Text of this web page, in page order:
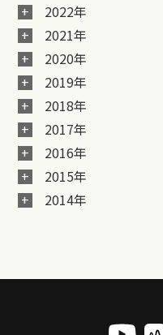
2022年
2021年
2020年
2019年
2018年
2017年
2016年
2015年
2014年